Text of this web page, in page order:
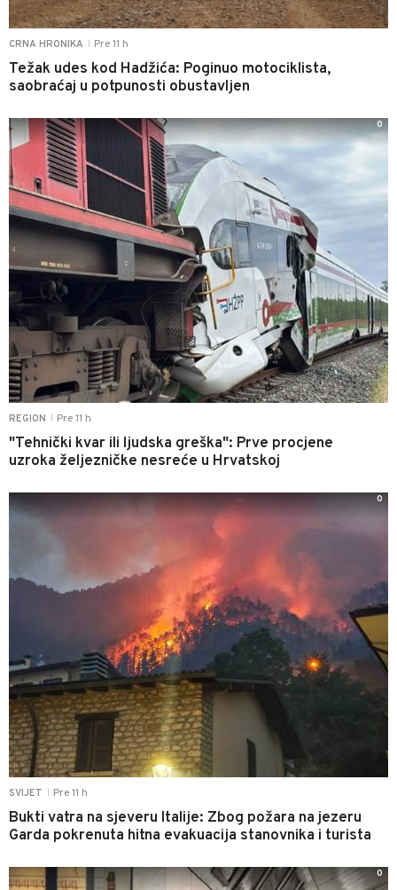
CRNA HRONIKA Pre 11 h
Težak udes kod Hadžića: Poginuo motociklista,
saobraćaj u potpunosti obustavljen
REGION Pre 11 h
"Tehnički kvar ili ljudska greška": Prve procjene
uzroka željezničke nesreće u Hrvatskoj
0
SVIJET Pre 11 h
Bukti vatra na sjeveru Italije: Zbog požara na jezeru
Garda pokrenuta hitna evakuacija stanovnika i turista
0
0